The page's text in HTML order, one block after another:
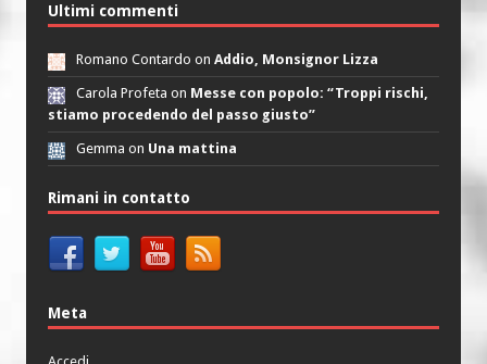
Ultimi commenti
Romano Contardo on Addio, Monsignor Lizza
Carola Profeta on Messe con popolo: “Troppi rischi,
stiamo procedendo del passo giusto”
Gemma on Una mattina
Rimani in contatto
Meta